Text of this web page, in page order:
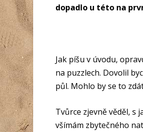
dopadlo u této na
Jak píšu v úvodu,
na puzzlech. Dovolil
půl. Mohlo by se to
Tvůrce zjevně věděl, s
všímám zbytečného